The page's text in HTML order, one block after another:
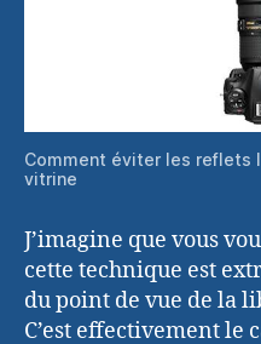
Comment éviter les reflets
vitrine
J’imagine que vous
cette technique est
du point de vue de la
C’est effectivement le